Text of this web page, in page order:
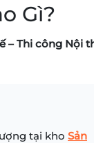
Gì?
– Thi công Nội
tại kho Sản